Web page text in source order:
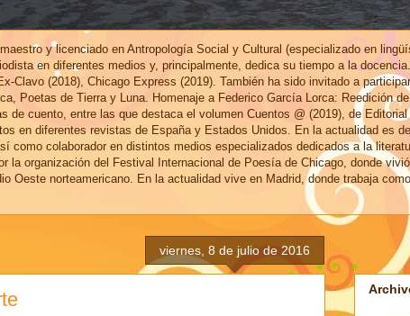
y licenciado en Antropología Social y Cultural (especializado en
en diferentes medios y, principalmente, dedica su tiempo a la
Clavo (2018), Chicago Express (2019). También ha sido invitado a
Poetas de Tierra y Luna. Homenaje a Federico García Lorca: Reedición
de cuento, entre las que destaca el volumen Cuentos @ (2019), de
en diferentes revistas de España y Estados Unidos. En la actualidad es
como colaborador en distintos medios especializados dedicados a la
la organización del Festival Internacional de Poesía de Chicago, donde
Oeste norteamericano. En la actualidad vive en Madrid, donde trabaja
viernes, 8 de julio de 2016